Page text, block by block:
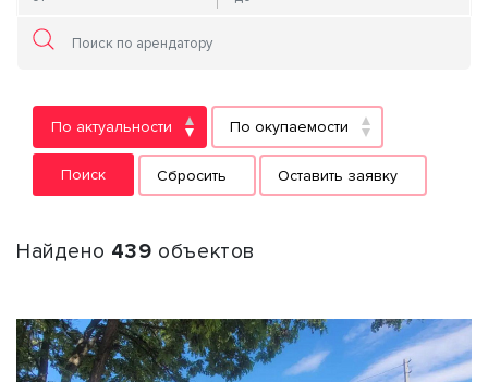
По актуальности По окупаемости
Поиск Сбросить Оставить заявку
Найдено 439 объектов